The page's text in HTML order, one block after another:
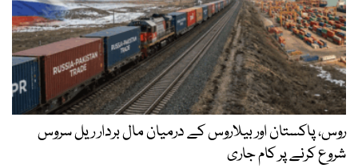
روس، پاکستان اور بیلاروس کے درمیان مال بردار ریل سروس
شروع کرنے پر کام جاری